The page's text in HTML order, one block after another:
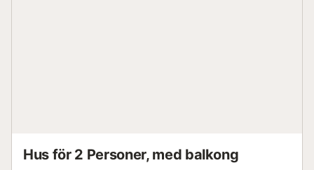
Hus för 2 Personer, med balkong